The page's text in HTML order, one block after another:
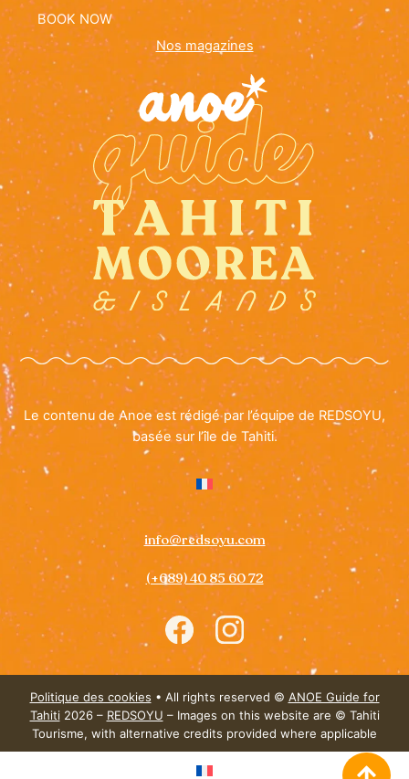
BOOK NOW
Nos magazines
Le contenu de Anoe est rédigé par l’équipe de REDSOYU,
basée sur l’île de Tahiti.
info@redsoyu.com
(+689) 40 85 60 72
Icon
label
Icon
label
Politique des cookies • All rights reserved © ANOE Guide for
Tahiti2026 – REDSOYU – Images on this website are © Tahiti
Tourisme, with alternative credits provided where applicable